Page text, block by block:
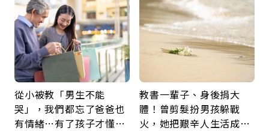
從小被教「男生不能
哭」，我們都忘了爸爸也
有情緒…有了孩子才懂：
教書一輩子、身後捐大
體！曾剪髮扮男孩躲戰
火，她把艱辛人生活成風